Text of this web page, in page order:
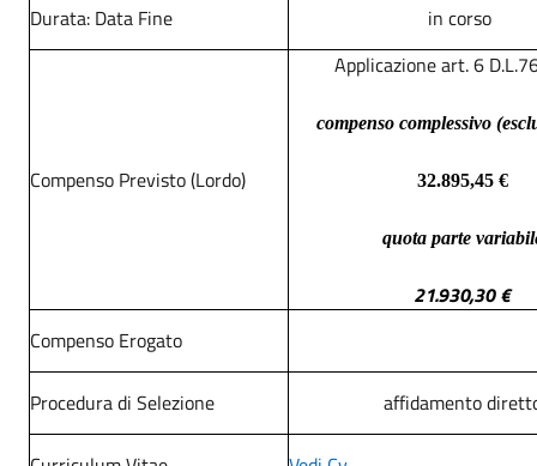
Durata: Data Fine in corso
Compenso Previsto (Lordo)
Applicazione art. 6
compenso complessivo
32.895,45 €
quota parte
21.930,30 €
Compenso Erogato
Procedura di Selezione affidamento